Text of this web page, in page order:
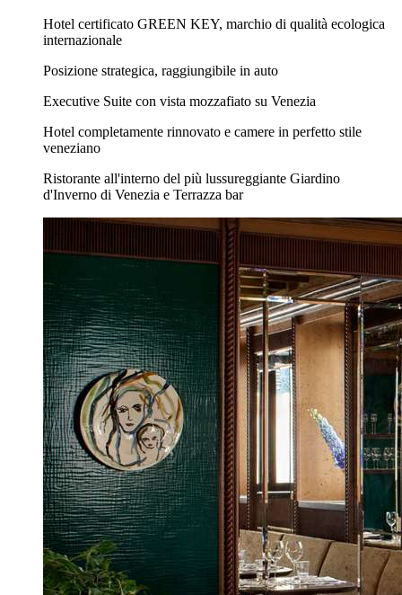
Hotel certificato GREEN KEY, marchio di qualità ecologica
internazionale
Posizione strategica, raggiungibile in auto
Executive Suite con vista mozzafiato su Venezia
Hotel completamente rinnovato e camere in perfetto stile
veneziano
Ristorante all'interno del più lussureggiante Giardino
d'Inverno di Venezia e Terrazza bar